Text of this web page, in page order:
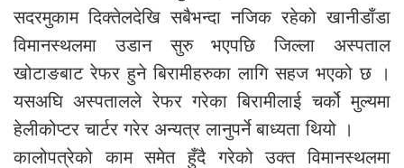
सदरमुकाम दिक्तेलदेखि सबैभन्दा नजिक रहेको खानीडाँडा
विमानस्थलमा उडान सुरु भएपछि जिल्ला अस्पताल
खोटाङबाट रेफर हुने बिरामीहरुका लागि सहज भएको छ ।
यसअघि अस्पतालले रेफर गरेका बिरामीलाई चर्को मुल्यमा
हेलीकोप्टर चार्टर गरेर अन्यत्र लानुपर्ने बाध्यता थियो ।
कालोपत्रेको काम समेत हुँदै गरेको उक्त विमानस्थलमा